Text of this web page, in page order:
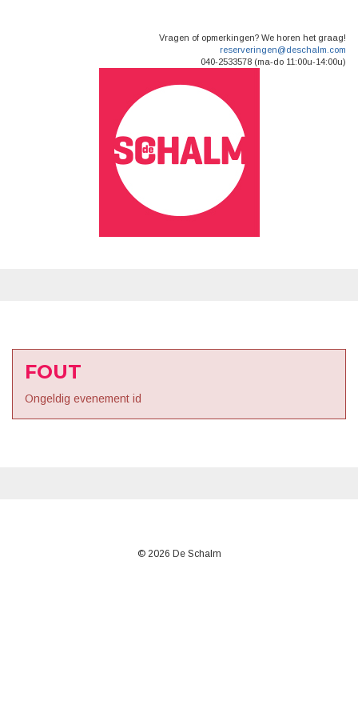
Vragen of opmerkingen? We horen het graag!
reserveringen@deschalm.com
040-2533578 (ma-do 11:00u-14:00u)
FOUT
Ongeldig evenement id
© 2026 De Schalm